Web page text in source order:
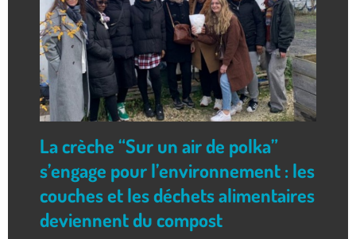
La crèche “Sur un air de polka”
s’engage pour l’environnement : les
couches et les déchets alimentaires
deviennent du compost